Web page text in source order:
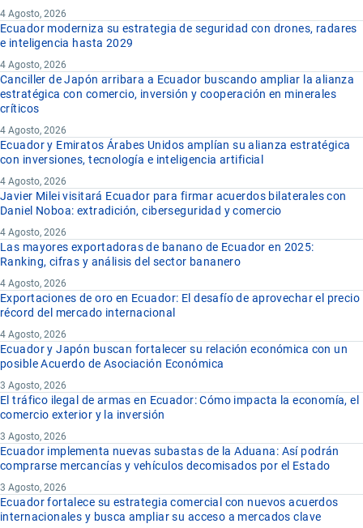
4 Agosto, 2026
Ecuador moderniza su estrategia de seguridad con drones, radares
e inteligencia hasta 2029
4 Agosto, 2026
Canciller de Japón arribara a Ecuador buscando ampliar la alianza
estratégica con comercio, inversión y cooperación en minerales
críticos
4 Agosto, 2026
Ecuador y Emiratos Árabes Unidos amplían su alianza estratégica
con inversiones, tecnología e inteligencia artificial
4 Agosto, 2026
Javier Milei visitará Ecuador para firmar acuerdos bilaterales con
Daniel Noboa: extradición, ciberseguridad y comercio
4 Agosto, 2026
Las mayores exportadoras de banano de Ecuador en 2025:
Ranking, cifras y análisis del sector bananero
4 Agosto, 2026
Exportaciones de oro en Ecuador: El desafío de aprovechar el precio
récord del mercado internacional
4 Agosto, 2026
Ecuador y Japón buscan fortalecer su relación económica con un
posible Acuerdo de Asociación Económica
3 Agosto, 2026
El tráfico ilegal de armas en Ecuador: Cómo impacta la economía, el
comercio exterior y la inversión
3 Agosto, 2026
Ecuador implementa nuevas subastas de la Aduana: Así podrán
comprarse mercancías y vehículos decomisados por el Estado
3 Agosto, 2026
Ecuador fortalece su estrategia comercial con nuevos acuerdos
internacionales y busca ampliar su acceso a mercados clave